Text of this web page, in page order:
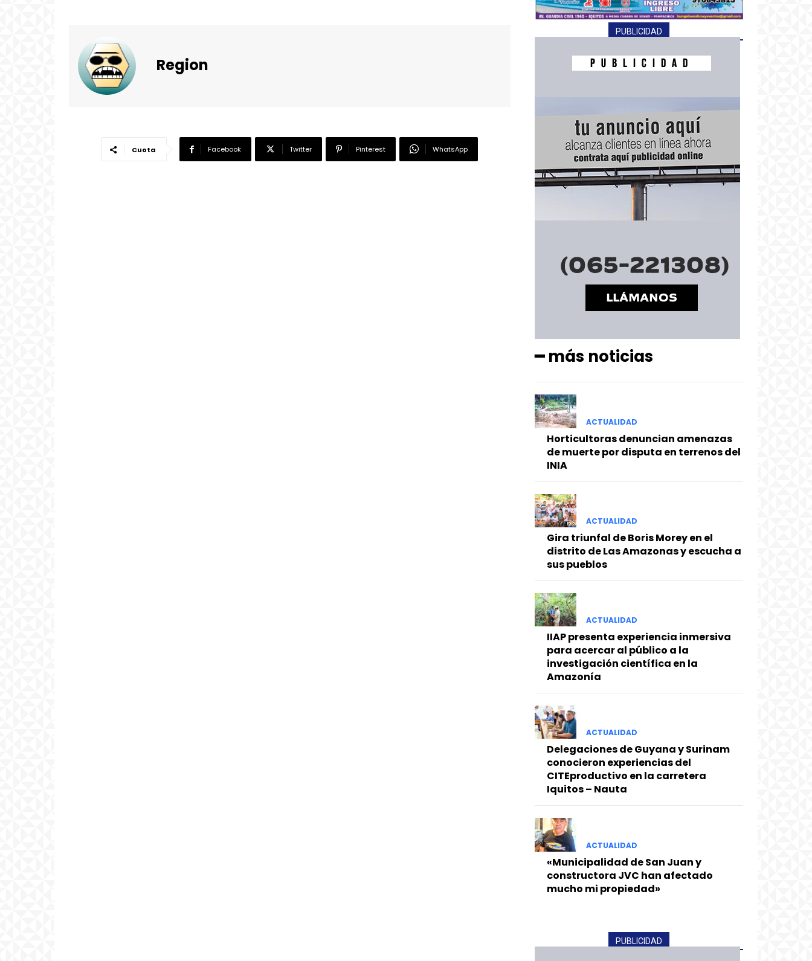
Region
Cuota Facebook Twitter Pinterest WhatsApp
PUBLICIDAD
━ más noticias
ACTUALIDAD
Horticultoras denuncian amenazas
de muerte por disputa en terrenos del
INIA
ACTUALIDAD
Gira triunfal de Boris Morey en el
distrito de Las Amazonas y escucha a
sus pueblos
ACTUALIDAD
IIAP presenta experiencia inmersiva
para acercar al público a la
investigación científica en la
Amazonía
ACTUALIDAD
Delegaciones de Guyana y Surinam
conocieron experiencias del
CITEproductivo en la carretera
Iquitos – Nauta
ACTUALIDAD
«Municipalidad de San Juan y
constructora JVC han afectado
mucho mi propiedad»
PUBLICIDAD